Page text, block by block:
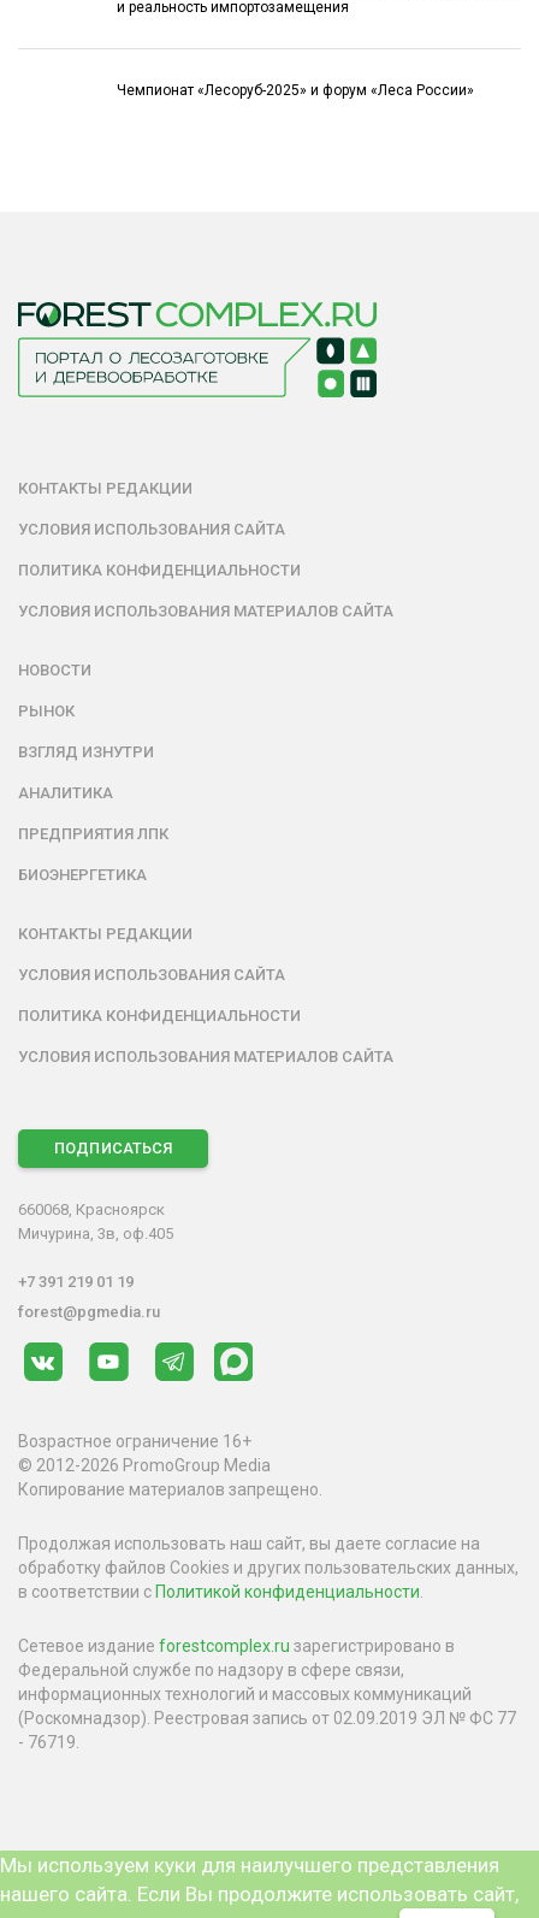
и реальность импортозамещения
Чемпионат «Лесоруб-2025» и форум «Леса России»
КОНТАКТЫ РЕДАКЦИИ
УСЛОВИЯ ИСПОЛЬЗОВАНИЯ САЙТА
ПОЛИТИКА КОНФИДЕНЦИАЛЬНОСТИ
УСЛОВИЯ ИСПОЛЬЗОВАНИЯ МАТЕРИАЛОВ САЙТА
НОВОСТИ
РЫНОК
ВЗГЛЯД ИЗНУТРИ
АНАЛИТИКА
ПРЕДПРИЯТИЯ ЛПК
БИОЭНЕРГЕТИКА
КОНТАКТЫ РЕДАКЦИИ
УСЛОВИЯ ИСПОЛЬЗОВАНИЯ САЙТА
ПОЛИТИКА КОНФИДЕНЦИАЛЬНОСТИ
УСЛОВИЯ ИСПОЛЬЗОВАНИЯ МАТЕРИАЛОВ САЙТА
ПОДПИСАТЬСЯ
660068, Красноярск
Мичурина, 3в, оф.405
+7 391 219 01 19
forest@pgmedia.ru
Возрастное ограничение 16+
© 2012-2026 PromoGroup Media
Копирование материалов запрещено.
Продолжая использовать наш сайт, вы даете согласие на
обработку файлов Cookies и других пользовательских данных,
в соответствии с Политикой конфиденциальности.
Сетевое издание forestcomplex.ru зарегистрировано в
Федеральной службе по надзору в сфере связи,
информационных технологий и массовых коммуникаций
(Роскомнадзор). Реестровая запись от 02.09.2019 ЭЛ № ФС 77
- 76719.
Мы используем куки для наилучшего представления
нашего сайта. Если Вы продолжите использовать сайт,